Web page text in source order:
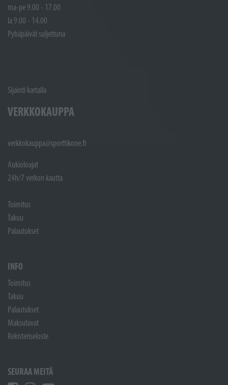
ma-pe 9.00 - 17.00
la 9.00 - 14.00
Pyhäpäivät suljettuna
Sijainti kartalla
VERKKOKAUPPA
verkkokauppa@sporttikone.fi
Aukioloajat
24h/7 verkon kautta
Toimitus
Takuu
Palautukset
INFO
Toimitus
Takuu
Palautukset
Maksutavat
Rekisteriseloste
SEURAA MEITÄ